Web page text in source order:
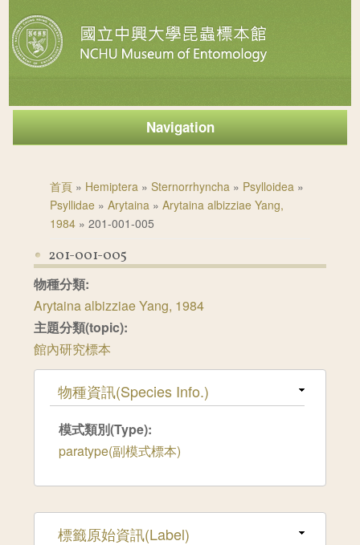
Navigation
首頁 » Hemiptera »Sternorrhyncha » Psylloidea »
Psyllidae »Arytaina »Arytaina albizziae Yang,
1984 » 201-001-005
201-001-005
物種分類:
Arytaina albizziae Yang, 1984
主題分類(topic):
館內研究標本
隱藏
物種資訊(Species Info.)
模式類別(Type):
paratype(副模式標本)
隱藏
標籤原始資訊(Label)